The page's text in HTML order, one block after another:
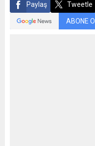
Paylaş Tweetle
ABONE OL